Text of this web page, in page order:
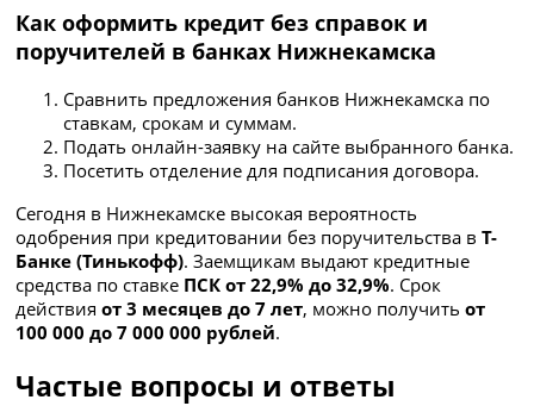
Как оформить кредит без справок и
поручителей в банках Нижнекамска
Сравнить предложения банков Нижнекамска по
ставкам, срокам и суммам.
Подать онлайн-заявку на сайте выбранного банка.
Посетить отделение для подписания договора.
Сегодня в Нижнекамске высокая вероятность
одобрения при кредитовании без поручительства вТ-
Банке (Тинькофф). Заемщикам выдают кредитные
средства по ставке ПСК от 22,9% до 32,9%. Срок
действияот 3 месяцев до 7 лет, можно получитьот
100 000 до 7 000 000 рублей.
Частые вопросы и ответы